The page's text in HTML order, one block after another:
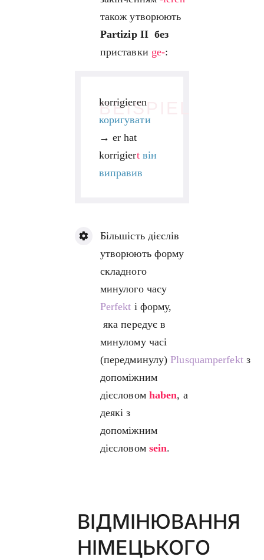
також утворюють
Partizip II без
приставки ge-:
BEISPIEL
korrigieren
коригувати
→ er hat
korrigiertвін
виправив
Більшість дієслів
утворюють форму
складного
минулого часу
Perfekt і форму,
яка передує в
минулому часі
(передминулу)Plusquamperfektз
допоміжним
дієсловом haben, а
деякі з
допоміжним
дієсловом sein.
ВІДМІНЮВАННЯ
НІМЕЦЬКОГО